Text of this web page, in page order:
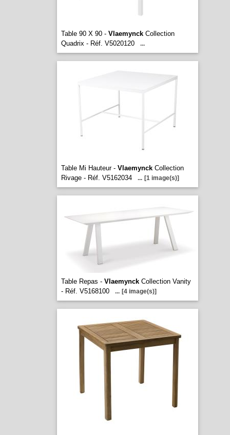
Table 90 X 90 - VlaemynckCollection
Quadrix - Réf. V5020120
...
Table Mi Hauteur - VlaemynckCollection
Rivage - Réf. V5162034
... [1 image(s)]
Table Repas - VlaemynckCollection Vanity
- Réf. V5168100
... [4 image(s)]